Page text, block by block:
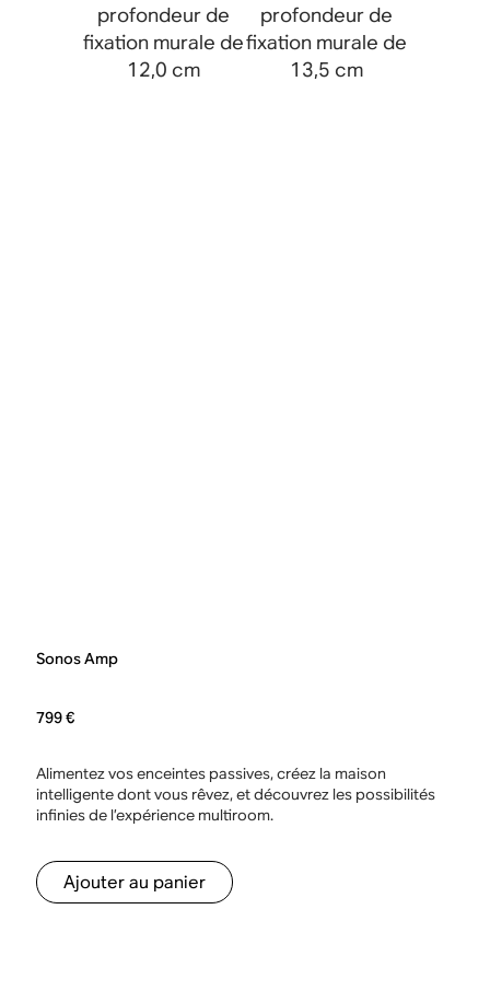
profondeur de
fixation murale de
12,0 cm
profondeur de
fixation murale de
13,5 cm
Sonos Amp
799 €
Alimentez vos enceintes passives, créez la maison
intelligente dont vous rêvez, et découvrez les possibilités
infinies de l’expérience multiroom.
Ajouter au panier